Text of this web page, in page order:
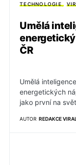
TECHNOLOGIE
Umělá
energetický
ČR
Umělá
energetických
jako první na
AUTOR REDAKCE